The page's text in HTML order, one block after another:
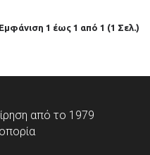
Εμφάνιση 1 έως 1 από 1 (1 Σελ.)
από το 1979